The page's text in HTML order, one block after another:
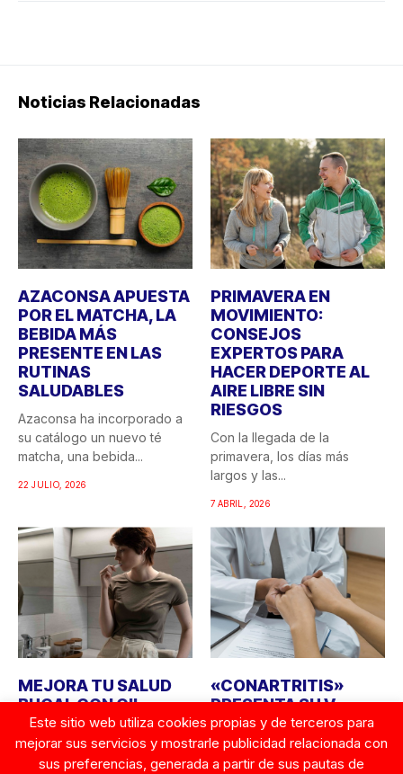
Noticias Relacionadas
AZACONSA APUESTA
POR EL MATCHA, LA
BEBIDA MÁS
PRESENTE EN LAS
RUTINAS
SALUDABLES
Azaconsa ha incorporado a
su catálogo un nuevo té
matcha, una bebida...
22 JULIO, 2026
PRIMAVERA EN
MOVIMIENTO:
CONSEJOS
EXPERTOS PARA
HACER DEPORTE AL
AIRE LIBRE SIN
RIESGOS
Con la llegada de la
primavera, los días más
largos y las...
7 ABRIL, 2026
MEJORA TU SALUD
BUCAL CON OIL
PULLING, UN
ENJUAGUE CON
ACEITES ESENCIALES
«CONARTRITIS»
PRESENTA SU V
CONGRESO DE
PERSONAS CON
ARTRITIS Y
Este sitio web utiliza cookies propias y de terceros para
mejorar sus servicios y mostrarle publicidad relacionada con
sus preferencias, generada a partir de sus pautas de